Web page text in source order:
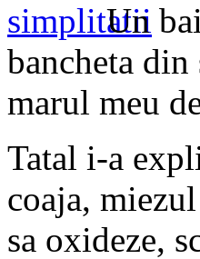
Un
bancheta din
marul meu
Tatal i-a
coaja,
sa oxideze,